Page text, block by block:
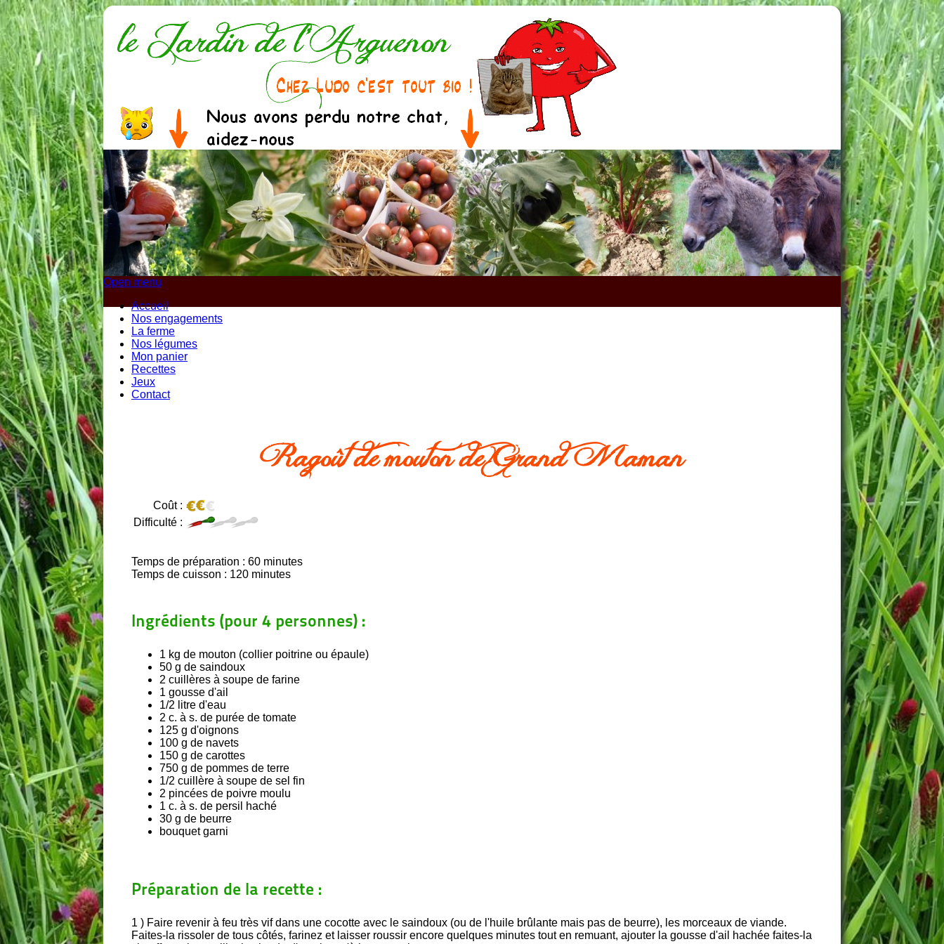
Open menu
Accueil
Nos engagements
La ferme
Nos légumes
Mon panier
Recettes
Jeux
Contact
Ragoût de mouton de Grand Maman
Coût :
Difficulté :
Temps de préparation : 60 minutes
Temps de cuisson : 120 minutes
Ingrédients (pour 4 personnes) :
1 kg de mouton (collier poitrine ou épaule)
50 g de saindoux
2 cuillères à soupe de farine
1 gousse d'ail
1/2 litre d'eau
2 c. à s. de purée de tomate
125 g d'oignons
100 g de navets
150 g de carottes
750 g de pommes de terre
1/2 cuillère à soupe de sel fin
2 pincées de poivre moulu
1 c. à s. de persil haché
30 g de beurre
bouquet garni
Préparation de la recette :
1 ) Faire revenir à feu très vif dans une cocotte avec le saindoux (ou de l'huile brûlante mais pas de beurre), les morceaux de viande.
Faites-la rissoler de tous côtés, farinez et laisser roussir encore quelques minutes tout en remuant, ajouter la gousse d'ail hachée faites-la